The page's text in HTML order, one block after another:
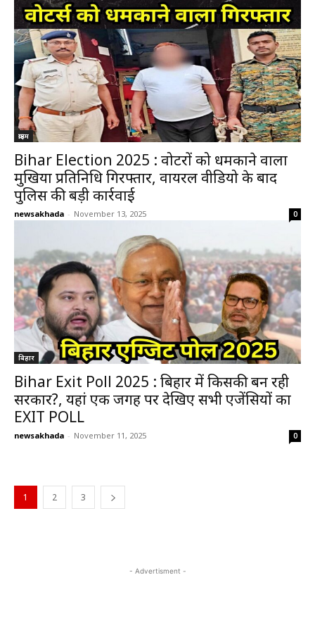
क्राइम
Bihar Election 2025 : वोटरों को धमकाने वाला
मुखिया प्रतिनिधि गिरफ्तार, वायरल वीडियो के बाद
पुलिस की बड़ी कार्रवाई
newsakhada - November 13, 2025 0
बिहार
Bihar Exit Poll 2025 : बिहार में किसकी बन रही
सरकार?, यहां एक जगह पर देखिए सभी एजेंसियों का
EXIT POLL
newsakhada - November 11, 2025 0
1 2 3
- Advertisment -